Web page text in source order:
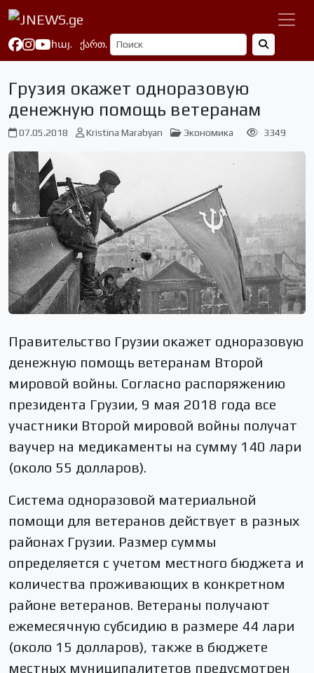
հայ. ქართ.
Грузия окажет одноразовую
денежную помощь ветеранам
07.05.2018 Kristina Marabyan Экономика 3349
Правительство Грузии окажет одноразовую
денежную помощь ветеранам Второй
мировой войны. Согласно распоряжению
президента Грузии, 9 мая 2018 года все
участники Второй мировой войны получат
ваучер на медикаменты на сумму 140 лари
(около 55 долларов).
Система одноразовой материальной
помощи для ветеранов действует в разных
районах Грузии. Размер суммы
определяется с учетом местного бюджета и
количества проживающих в конкретном
районе ветеранов. Ветераны получают
ежемесячную субсидию в размере 44 лари
(около 15 долларов), также в бюджете
местных муниципалитетов предусмотрен